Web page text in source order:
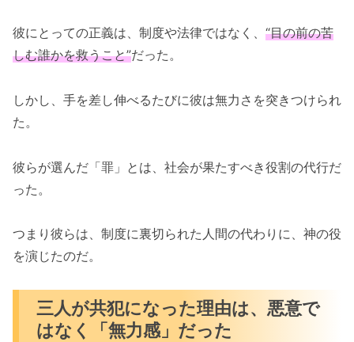
彼にとっての正義は、制度や法律ではなく、 “目の前の苦
しむ誰かを救うこと”だった。
しかし、手を差し伸べるたびに彼は無力さを突きつけられ
た。
彼らが選んだ「罪」とは、社会が果たすべき役割の代行だ
った。
つまり彼らは、制度に裏切られた人間の代わりに、神の役
を演じたのだ。
三人が共犯になった理由は、悪意で
はなく「無力感」だった